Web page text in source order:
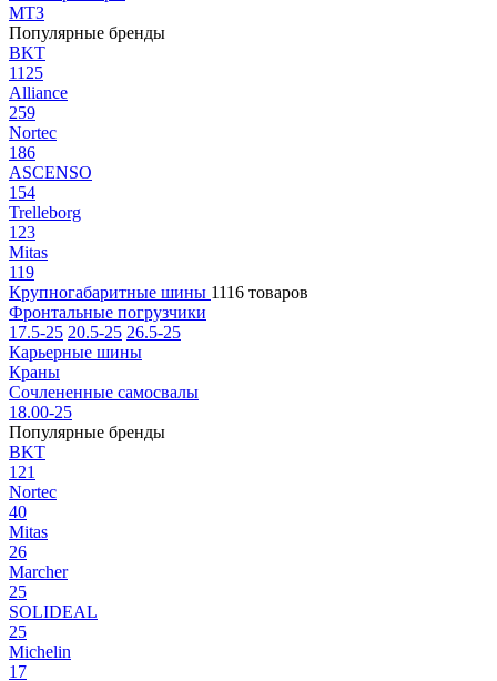
МТЗ
Популярные бренды
BKT
1125
Alliance
259
Nortec
186
ASCENSO
154
Trelleborg
123
Mitas
119
Крупногабаритные шины 1116 товаров
Фронтальные погрузчики
17.5-25 20.5-25 26.5-25
Карьерные шины
Краны
Сочлененные самосвалы
18.00-25
Популярные бренды
BKT
121
Nortec
40
Mitas
26
Marcher
25
SOLIDEAL
25
Michelin
17